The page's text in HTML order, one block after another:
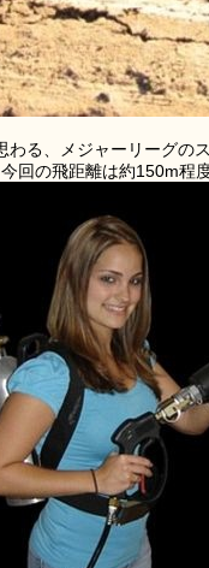
わる、メジャーリーグの
回の飛距離は約150m程